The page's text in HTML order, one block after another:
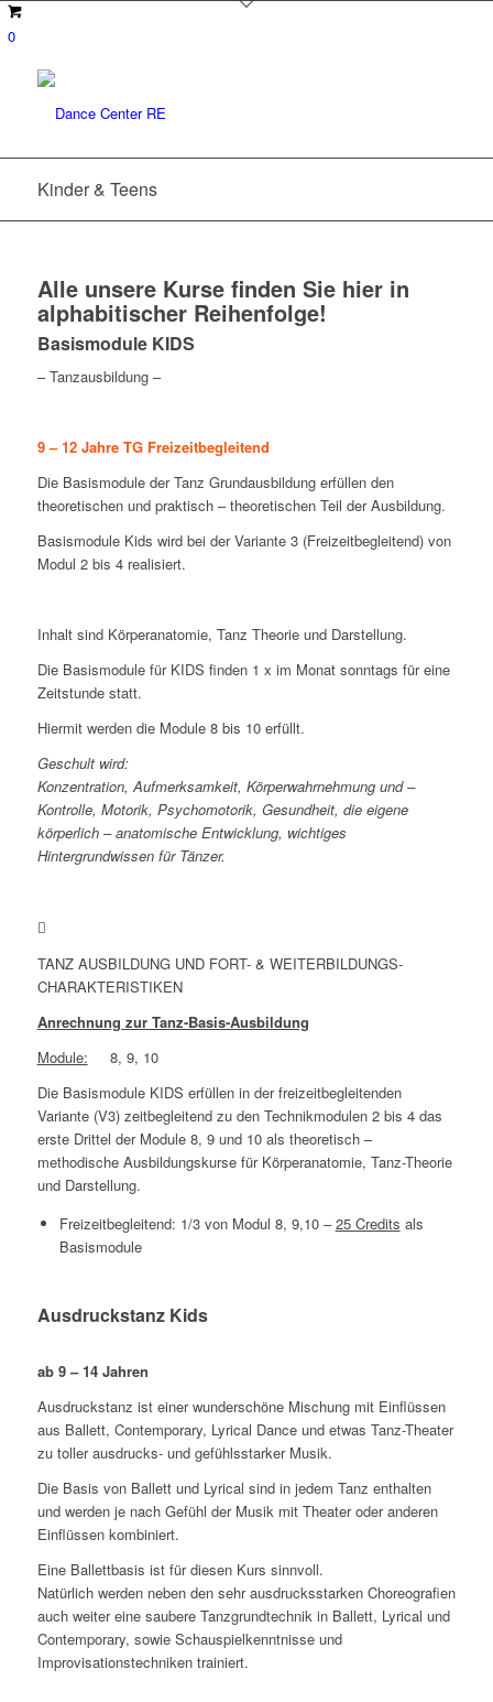
0
Kinder & Teens
Alle unsere Kurse finden Sie hier in
alphabitischer Reihenfolge!
Basismodule KIDS
– Tanzausbildung –
9 – 12 Jahre TG Freizeitbegleitend
Die Basismodule der Tanz Grundausbildung erfüllen den
theoretischen und praktisch – theoretischen Teil der Ausbildung.
Basismodule Kids wird bei der Variante 3 (Freizeitbegleitend) von
Modul 2 bis 4 realisiert.
Inhalt sind Körperanatomie, Tanz Theorie und Darstellung.
Die Basismodule für KIDS finden 1 x im Monat sonntags für eine
Zeitstunde statt.
Hiermit werden die Module 8 bis 10 erfüllt.
Geschult wird:
Konzentration, Aufmerksamkeit, Körperwahrnehmung und –
Kontrolle, Motorik, Psychomotorik, Gesundheit, die eigene
körperlich – anatomische Entwicklung, wichtiges
Hintergrundwissen für Tänzer.
TANZ AUSBILDUNG UND FORT- & WEITERBILDUNGS-
CHARAKTERISTIKEN
Anrechnung zur Tanz-Basis-Ausbildung
Module: 8, 9, 10
Die Basismodule KIDS erfüllen in der freizeitbegleitenden
Variante (V3) zeitbegleitend zu den Technikmodulen 2 bis 4 das
erste Drittel der Module 8, 9 und 10 als theoretisch –
methodische Ausbildungskurse für Körperanatomie, Tanz-Theorie
und Darstellung.
Freizeitbegleitend: 1/3 von Modul 8, 9,10 –25 Credits als
Basismodule
Ausdruckstanz Kids
ab 9 – 14 Jahren
Ausdruckstanz ist einer wunderschöne Mischung mit Einflüssen
aus Ballett, Contemporary, Lyrical Dance und etwas Tanz-Theater
zu toller ausdrucks- und gefühlsstarker Musik.
Die Basis von Ballett und Lyrical sind in jedem Tanz enthalten
und werden je nach Gefühl der Musik mit Theater oder anderen
Einflüssen kombiniert.
Eine Ballettbasis ist für diesen Kurs sinnvoll.
Natürlich werden neben den sehr ausdrucksstarken Choreografien
auch weiter eine saubere Tanzgrundtechnik in Ballett, Lyrical und
Contemporary, sowie Schauspielkenntnisse und
Improvisationstechniken trainiert.